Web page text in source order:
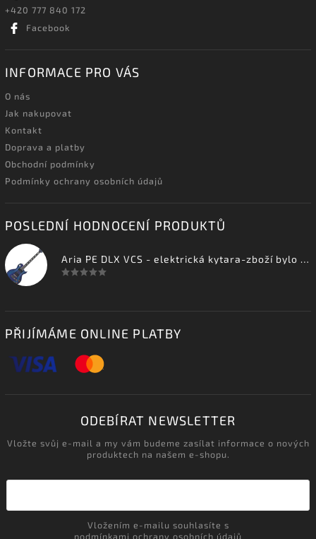
+420 777 840 172
Facebook
INFORMACE PRO VÁS
O nás
Jak nakupovat
Kontakt
Doprava a platby
Obchodní podmínky
Podmínky ochrany osobních údajů
POSLEDNÍ HODNOCENÍ PRODUKTŮ
Aria PE DLX VCS - elektrická kytara-zboží bylo vystaveno na prodejně
PŘIJÍMÁME ONLINE PLATBY
ODEBÍRAT NEWSLETTER
Vložte svůj e-mail a my vám budeme zasílat informace o nových
produktech na našem e-shopu.
podmínkami ochrany osobních údajů